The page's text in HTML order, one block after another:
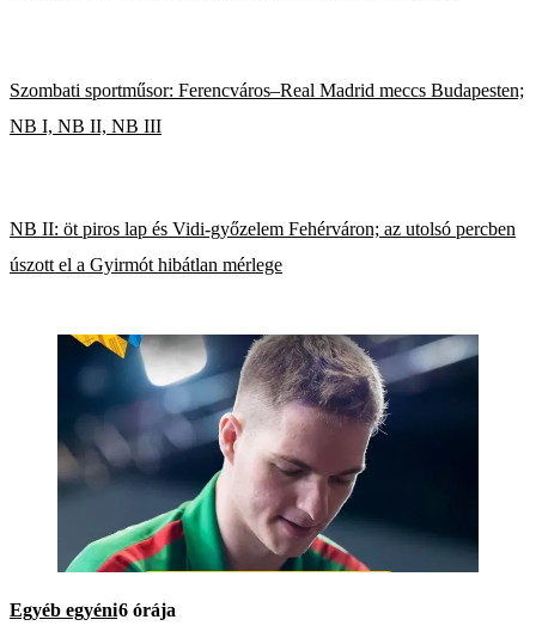
Szombati sportműsor: Ferencváros–Real Madrid meccs Budapesten;
NB I, NB II, NB III
NB II: öt piros lap és Vidi-győzelem Fehérváron; az utolsó percben
úszott el a Gyirmót hibátlan mérlege
Egyéb egyéni6 órája